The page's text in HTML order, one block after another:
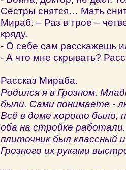
Сестры снятся… Мать
Мираб. – Раз в трое –
кряду.
- О себе сам расскажешь
- А что мне скрывать?
Рассказ Мираба.
Родился я в Грозном.
были. Сами понимаете -
Всё в доме хорошо было,
оба на стройке
плиточник был классный
Грозного их руками